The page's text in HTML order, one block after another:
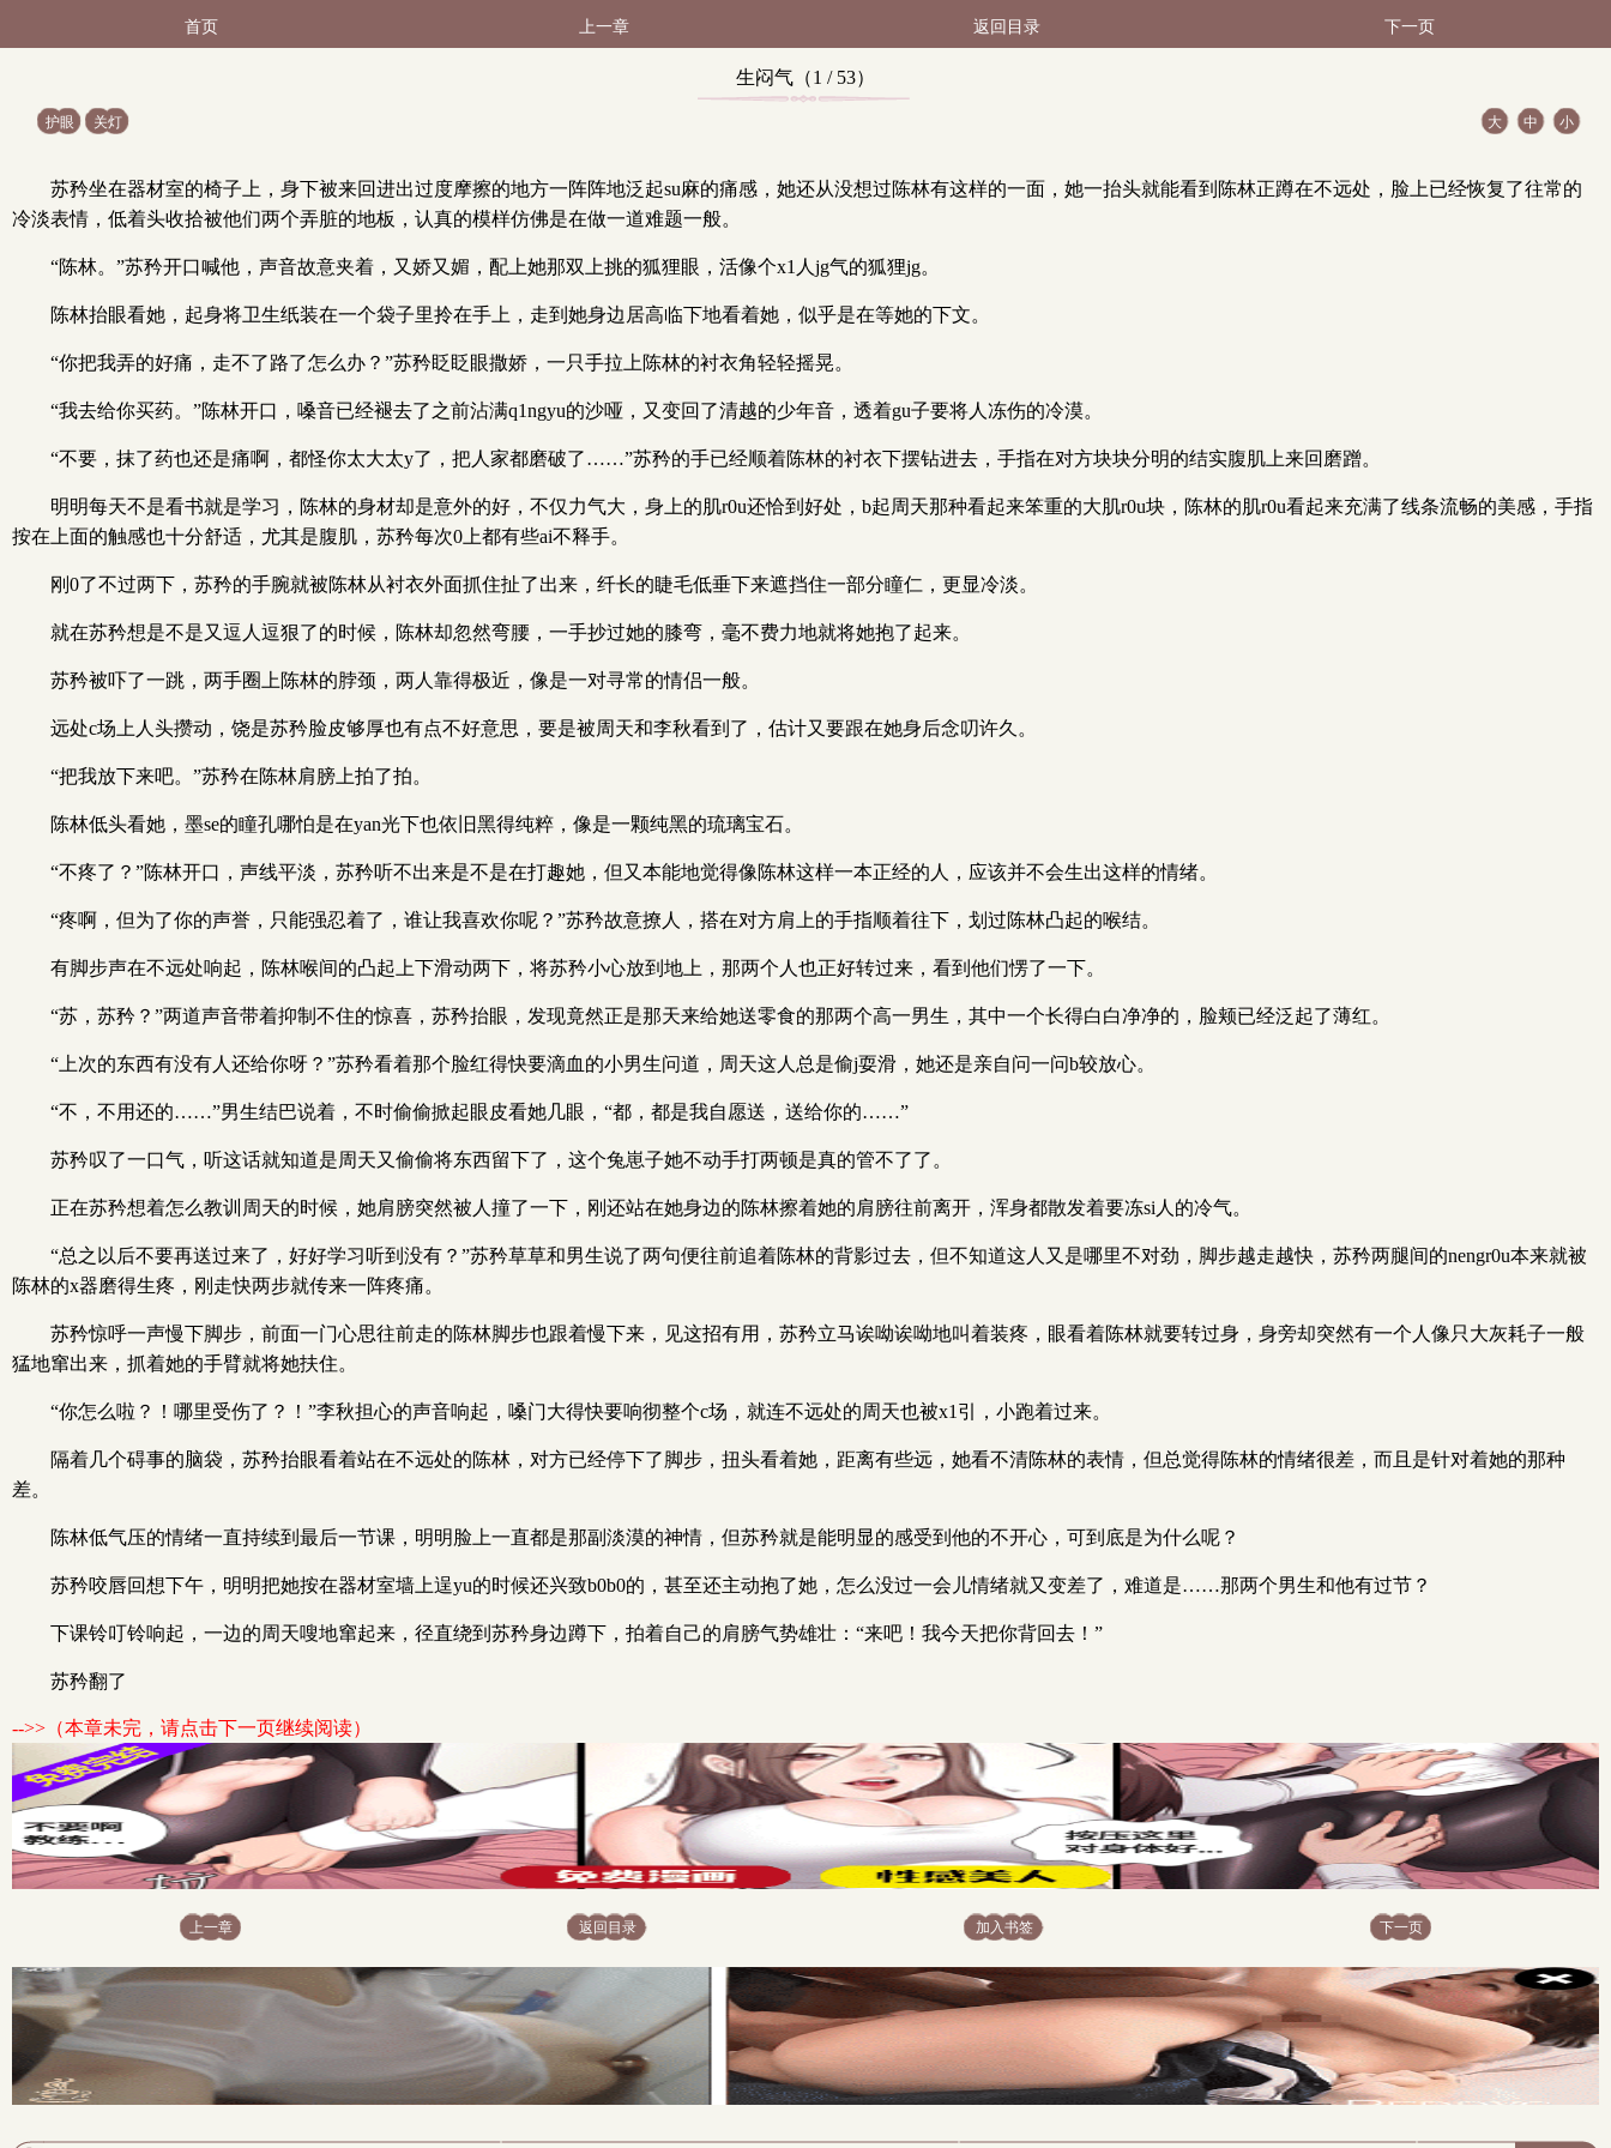
首页 上一章 返回目录 下一页
生闷气（1 / 53）
护眼 关灯 大 中 小
苏矜坐在器材室的椅子上，身下被来回进出过度摩擦的地方一阵阵地泛起su麻的痛感，她还从没想过陈林有这样的一面，她一抬头就能看到陈林正蹲在不远处，脸上已经恢复了往常的
冷淡表情，低着头收拾被他们两个弄脏的地板，认真的模样仿佛是在做一道难题一般。
“陈林。”苏矜开口喊他，声音故意夹着，又娇又媚，配上她那双上挑的狐狸眼，活像个x1人jg气的狐狸jg。
陈林抬眼看她，起身将卫生纸装在一个袋子里拎在手上，走到她身边居高临下地看着她，似乎是在等她的下文。
“你把我弄的好痛，走不了路了怎么办？”苏矜眨眨眼撒娇，一只手拉上陈林的衬衣角轻轻摇晃。
“我去给你买药。”陈林开口，嗓音已经褪去了之前沾满q1ngyu的沙哑，又变回了清越的少年音，透着gu子要将人冻伤的冷漠。
“不要，抹了药也还是痛啊，都怪你太大太y了，把人家都磨破了……”苏矜的手已经顺着陈林的衬衣下摆钻进去，手指在对方块块分明的结实腹肌上来回磨蹭。
明明每天不是看书就是学习，陈林的身材却是意外的好，不仅力气大，身上的肌r0u还恰到好处，b起周天那种看起来笨重的大肌r0u块，陈林的肌r0u看起来充满了线条流畅的美感，手指
按在上面的触感也十分舒适，尤其是腹肌，苏矜每次0上都有些ai不释手。
刚0了不过两下，苏矜的手腕就被陈林从衬衣外面抓住扯了出来，纤长的睫毛低垂下来遮挡住一部分瞳仁，更显冷淡。
就在苏矜想是不是又逗人逗狠了的时候，陈林却忽然弯腰，一手抄过她的膝弯，毫不费力地就将她抱了起来。
苏矜被吓了一跳，两手圈上陈林的脖颈，两人靠得极近，像是一对寻常的情侣一般。
远处c场上人头攒动，饶是苏矜脸皮够厚也有点不好意思，要是被周天和李秋看到了，估计又要跟在她身后念叨许久。
“把我放下来吧。”苏矜在陈林肩膀上拍了拍。
陈林低头看她，墨se的瞳孔哪怕是在yan光下也依旧黑得纯粹，像是一颗纯黑的琉璃宝石。
“不疼了？”陈林开口，声线平淡，苏矜听不出来是不是在打趣她，但又本能地觉得像陈林这样一本正经的人，应该并不会生出这样的情绪。
“疼啊，但为了你的声誉，只能强忍着了，谁让我喜欢你呢？”苏矜故意撩人，搭在对方肩上的手指顺着往下，划过陈林凸起的喉结。
有脚步声在不远处响起，陈林喉间的凸起上下滑动两下，将苏矜小心放到地上，那两个人也正好转过来，看到他们愣了一下。
“苏，苏矜？”两道声音带着抑制不住的惊喜，苏矜抬眼，发现竟然正是那天来给她送零食的那两个高一男生，其中一个长得白白净净的，脸颊已经泛起了薄红。
“上次的东西有没有人还给你呀？”苏矜看着那个脸红得快要滴血的小男生问道，周天这人总是偷j耍滑，她还是亲自问一问b较放心。
“不，不用还的……”男生结巴说着，不时偷偷掀起眼皮看她几眼，“都，都是我自愿送，送给你的……”
苏矜叹了一口气，听这话就知道是周天又偷偷将东西留下了，这个兔崽子她不动手打两顿是真的管不了了。
正在苏矜想着怎么教训周天的时候，她肩膀突然被人撞了一下，刚还站在她身边的陈林擦着她的肩膀往前离开，浑身都散发着要冻si人的冷气。
“总之以后不要再送过来了，好好学习听到没有？”苏矜草草和男生说了两句便往前追着陈林的背影过去，但不知道这人又是哪里不对劲，脚步越走越快，苏矜两腿间的nengr0u本来就被
陈林的x器磨得生疼，刚走快两步就传来一阵疼痛。
苏矜惊呼一声慢下脚步，前面一门心思往前走的陈林脚步也跟着慢下来，见这招有用，苏矜立马诶呦诶呦地叫着装疼，眼看着陈林就要转过身，身旁却突然有一个人像只大灰耗子一般
猛地窜出来，抓着她的手臂就将她扶住。
“你怎么啦？！哪里受伤了？！”李秋担心的声音响起，嗓门大得快要响彻整个c场，就连不远处的周天也被x1引，小跑着过来。
隔着几个碍事的脑袋，苏矜抬眼看着站在不远处的陈林，对方已经停下了脚步，扭头看着她，距离有些远，她看不清陈林的表情，但总觉得陈林的情绪很差，而且是针对着她的那种
差。
陈林低气压的情绪一直持续到最后一节课，明明脸上一直都是那副淡漠的神情，但苏矜就是能明显的感受到他的不开心，可到底是为什么呢？
苏矜咬唇回想下午，明明把她按在器材室墙上逞yu的时候还兴致b0b0的，甚至还主动抱了她，怎么没过一会儿情绪就又变差了，难道是……那两个男生和他有过节？
下课铃叮铃响起，一边的周天嗖地窜起来，径直绕到苏矜身边蹲下，拍着自己的肩膀气势雄壮：“来吧！我今天把你背回去！”
苏矜翻了
-->>（本章未完，请点击下一页继续阅读）
上一章 返回目录 加入书签 下一页